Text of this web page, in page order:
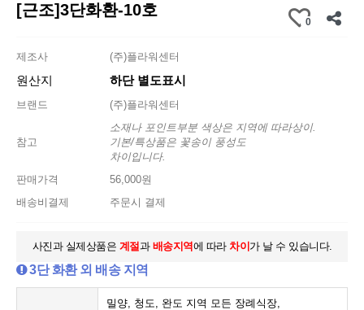
[근조]3단화환-10호
0
제조사 (주)플라워센터
원산지 하단 별도표시
브랜드 (주)플라워센터
참고
소재나 포인트부분 색상은 지역에 따라상이.
기본/특상품은 꽃송이 풍성도
차이입니다.
판매가격
56,000원
배송비결제
주문시 결제
사진과 실제상품은 계절과 배송지역에 따라 차이 가 날 수 있습니다.
3단 화환 외 배송 지역
밀양, 청도, 완도 지역 모든 장례식장,